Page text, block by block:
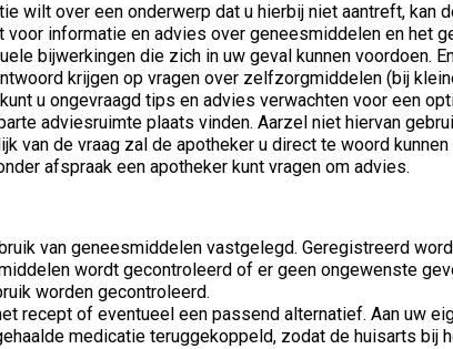
wilt over een onderwerp dat u hierbij niet aantreft, kan
informatie en advies over geneesmiddelen en het
bijwerkingen die zich in uw geval kunnen voordoen.
krijgen op vragen over zelfzorgmiddelen (bij
u ongevraagd tips en advies verwachten voor een
adviesruimte plaats vinden. Aarzel niet hiervan
van de vraag zal de apotheker u direct te woord
afspraak een apotheker kunt vragen om advies.
van geneesmiddelen vastgelegd. Geregistreerd
wordt gecontroleerd of er geen ongewenste
worden gecontroleerd.
recept of eventueel een passend alternatief. Aan uw
medicatie teruggekoppeld, zodat de huisarts bij